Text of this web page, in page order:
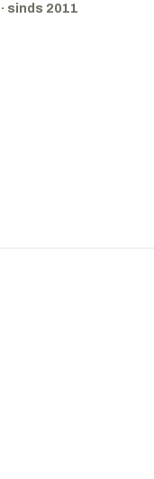
· sinds 2011